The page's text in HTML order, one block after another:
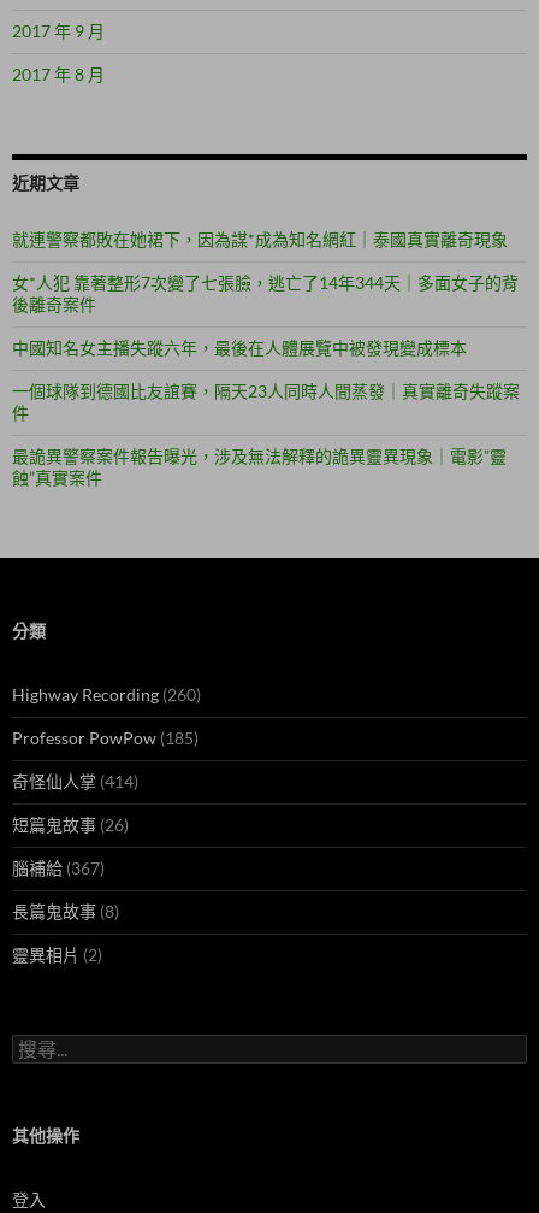
2017 年 9 月
2017 年 8 月
近期文章
就連警察都敗在她裙下，因為謀*成為知名網紅｜泰國真實離奇現象
女*人犯 靠著整形7次變了七張臉，逃亡了14年344天｜多面女子的背
後離奇案件
中國知名女主播失蹤六年，最後在人體展覽中被發現變成標本
一個球隊到德國比友誼賽，隔天23人同時人間蒸發｜真實離奇失蹤案
件
最詭異警察案件報告曝光，涉及無法解釋的詭異靈異現象｜電影”靈
蝕”真實案件
分類
Highway Recording (260)
Professor PowPow (185)
奇怪仙人掌 (414)
短篇鬼故事 (26)
腦補給 (367)
長篇鬼故事 (8)
靈異相片 (2)
搜
尋
字:
其他操作
登入